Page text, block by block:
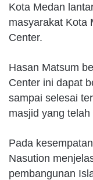
Kota Medan
masyarakat Kota
Center.
Hasan Matsum
Center ini dapat
sampai selesai
masjid yang
Pada
Nasution
pembangunan